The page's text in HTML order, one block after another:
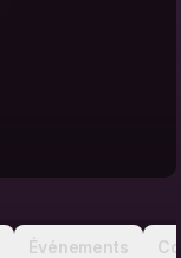
Événements